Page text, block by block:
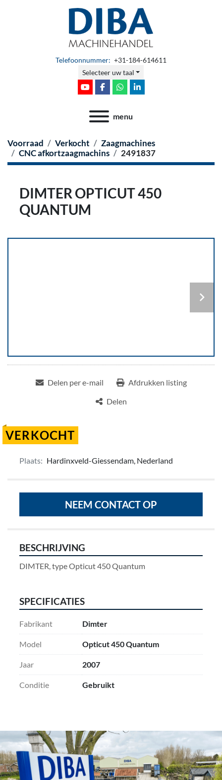
Telefoonnummer: +31-184-614611
Selecteer uw taal
youtubefacebookwhatsapplinkedin
menu
Voorraad Verkocht
Zaagmachines
CNC afkortzaagmachins
2491837
DIMTER OPTICUT 450
QUANTUM
Delen per e-mail
Afdrukken listing
Delen
VERKOCHT
Plaats: Hardinxveld-Giessendam, Nederland
NEEM CONTACT OP
BESCHRIJVING
DIMTER, type Opticut 450 Quantum
SPECIFICATIES
Fabrikant Dimter
Model Opticut 450 Quantum
Jaar 2007
Conditie Gebruikt